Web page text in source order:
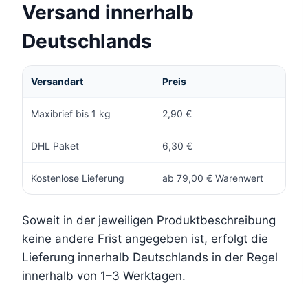
Versand innerhalb
Deutschlands
Versandart Preis
Maxibrief bis 1 kg 2,90 €
DHL Paket 6,30 €
Kostenlose Lieferung ab 79,00 € Warenwert
Soweit in der jeweiligen Produktbeschreibung
keine andere Frist angegeben ist, erfolgt die
Lieferung innerhalb Deutschlands in der Regel
innerhalb von 1–3 Werktagen.